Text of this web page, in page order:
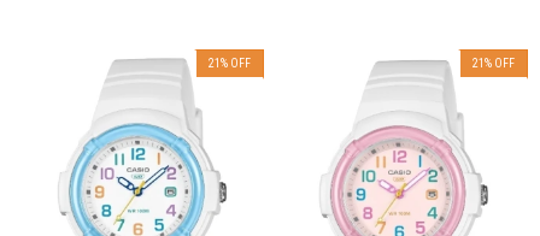
21 % OFF 21 % OFF